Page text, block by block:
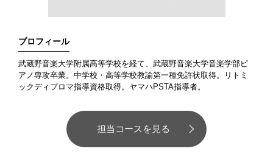
プロフィール
武蔵野音楽大学附属高等学校を経て、武蔵野音楽大学音楽学部ピ
アノ専攻卒業。中学校・高等学校教諭第一種免許状取得。リトミ
ックディプロマ指導資格取得。ヤマハPSTA指導者。
担当コースを見る